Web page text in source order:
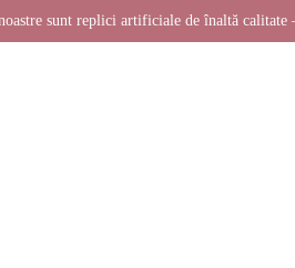
sunt replici artificiale de înaltă